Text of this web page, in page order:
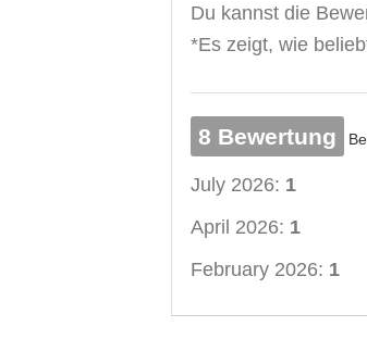
Du kannst die
*Es zeigt, wie
8 Bewertung
July 2026: 1
April 2026: 1
February 2026: 1